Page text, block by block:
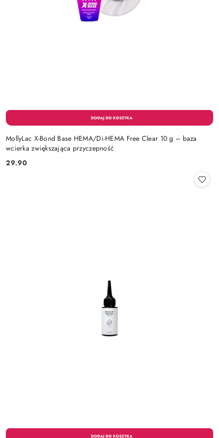
MollyLac X-Bond Base HEMA/Di-HEMA Free Clear 10 g – baza
wcierka zwiększająca przyczepność
Cena:
29.90